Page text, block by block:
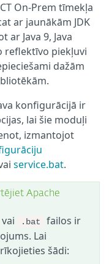
On-Prem tīmekļa
ar jaunākām JDK
ar Java 9, Java
reflektīvo piekļuvi
dažām
konfigurācijā ir
lai šie moduļi
izmantojot
service.bat.
Apache
vai .bat
failos ir
Lai
šādi: